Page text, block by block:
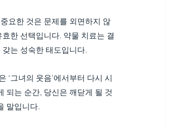
요한 것은 문제를 외면하지 않
한 선택입니다. 약물 치료는 결
는 성숙한 태도입니다.
‘그녀의 웃음’에서부터 다시 시
되는 순간, 당신은 깨닫게 될 것
말입니다.